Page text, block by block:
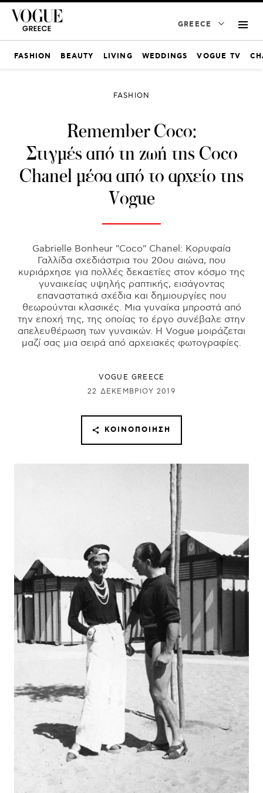
GREECE
FASHION BEAUTY LIVING WEDDINGS VOGUE TV
FASHION
Remember Coco:
Στιγμές από τη ζωή της Coco
Chanel μέσα από το αρχείο της
Vogue
Gabrielle Bonheur "Coco" Chanel: Κορυφαία
Γαλλίδα σχεδιάστρια του 20ου αιώνα, που
κυριάρχησε για πολλές δεκαετίες στον κόσμο της
γυναικείας υψηλής ραπτικής, εισάγοντας
επαναστατικά σχέδια και δημιουργίες που
θεωρούνται κλασικές. Μια γυναίκα μπροστά από
την εποχή της, της οποίας το έργο συνέβαλε στην
απελευθέρωση των γυναικών. H Vogue μοιράζεται
μαζί σας μια σειρά από αρχειακές φωτογραφίες.
VOGUE GREECE
22 ΔΕΚΕΜΒΡΊΟΥ 2019
ΚΟΙΝΟΠΟΊΗΣΗ